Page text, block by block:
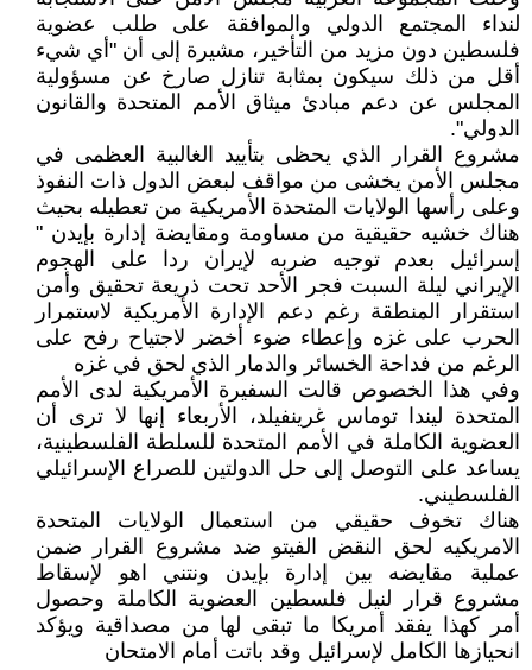
لنداء المجتمع الدولي والموافقة على طلب عضوية
فلسطين دون مزيد من التأخير، مشيرة إلى أن "أي شيء
أقل من ذلك سيكون بمثابة تنازل صارخ عن مسؤولية
المجلس عن دعم مبادئ ميثاق الأمم المتحدة والقانون
الدولي".
مشروع القرار الذي يحظى بتأييد الغالبية العظمى في
مجلس الأمن يخشى من مواقف لبعض الدول ذات النفوذ
وعلى رأسها الولايات المتحدة الأمريكية من تعطيله بحيث
هناك خشيه حقيقية من مساومة ومقايضة إدارة بإيدن "
إسرائيل بعدم توجيه ضربه لإيران ردا على الهجوم
الإيراني ليلة السبت فجر الأحد تحت ذريعة تحقيق وأمن
استقرار المنطقة رغم دعم الإدارة الأمريكية لاستمرار
الحرب على غزه وإعطاء ضوء أخضر لاجتياح رفح على
الرغم من فداحة الخسائر والدمار الذي لحق في غزه
وفي هذا الخصوص قالت السفيرة الأمريكية لدى الأمم
المتحدة ليندا توماس غرينفيلد، الأربعاء إنها لا ترى أن
العضوية الكاملة في الأمم المتحدة للسلطة الفلسطينية،
يساعد على التوصل إلى حل الدولتين للصراع الإسرائيلي
الفلسطيني.
هناك تخوف حقيقي من استعمال الولايات المتحدة
الامريكيه لحق النقض الفيتو ضد مشروع القرار ضمن
عملية مقايضه بين إدارة بإيدن ونتني اهو لإسقاط
مشروع قرار لنيل فلسطين العضوية الكاملة وحصول
أمر كهذا يفقد أمريكا ما تبقى لها من مصداقية ويؤكد
انحيازها الكامل لإسرائيل وقد باتت أمام الامتحان